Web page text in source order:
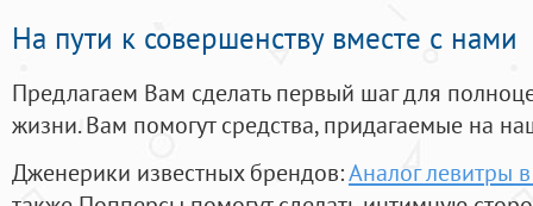
На пути к совершенству вместе с нами
Предлагаем Вам сделать первый шаг для
жизни. Вам помогут средства, придагаемые на
Дженерики известных брендов:Аналог левитры